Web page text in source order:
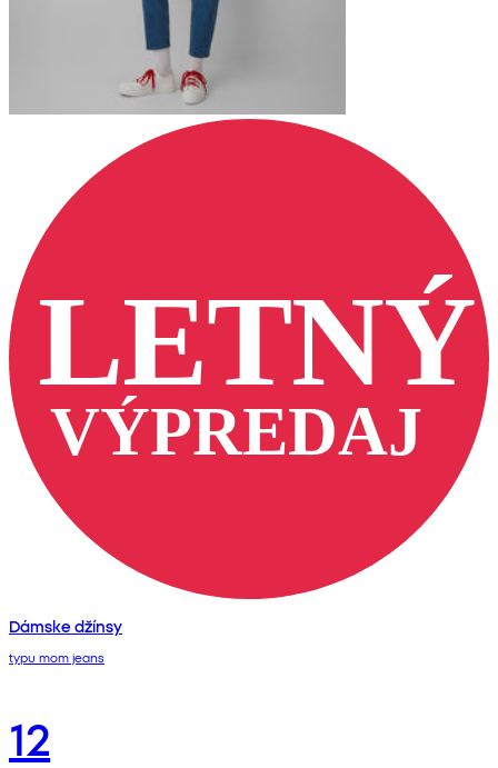
Dámske džínsy
typu mom jeans
12